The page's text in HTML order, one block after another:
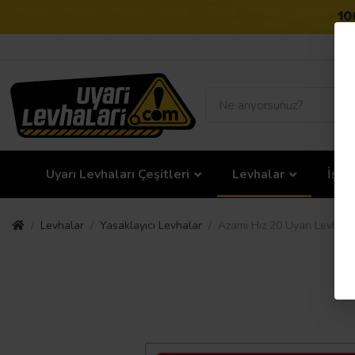
Uyarı Levhaları Çeşitleri Levhalar İş
Levhalar Yasaklayıcı Levhalar Azami Hız 20 Uyarı Levhası